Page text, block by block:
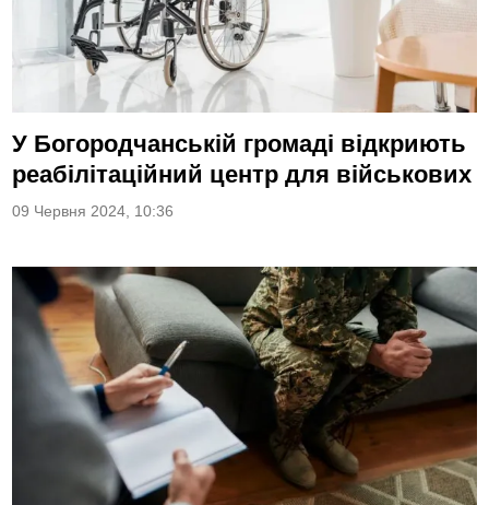
У Богородчанській громаді відкриють
реабілітаційний центр для військових
09 Червня 2024, 10:36